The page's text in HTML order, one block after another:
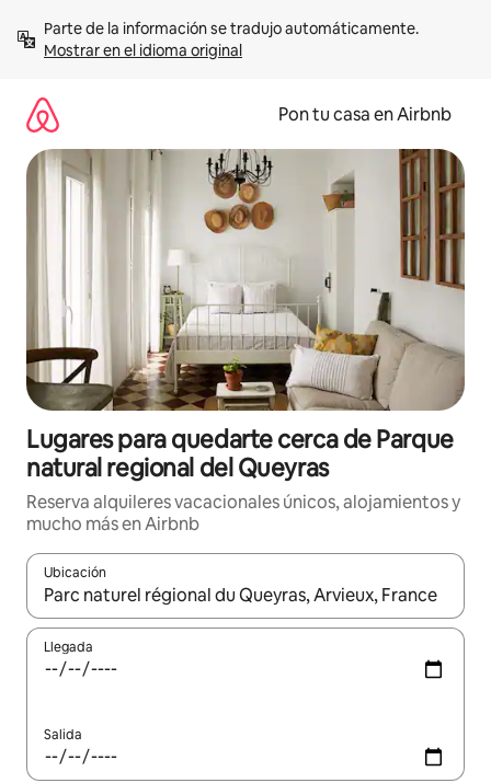
contenidoMostrar en el idioma original
Pon tu casa en Airbnb
Lugares para quedarte cerca de Parque
natural regional del Queyras
Reserva alquileres vacacionales únicos, alojamientos y
mucho más en Airbnb
Ubicación
Cuando los resultados estén disponibles, navega con las
Llegada
Salida